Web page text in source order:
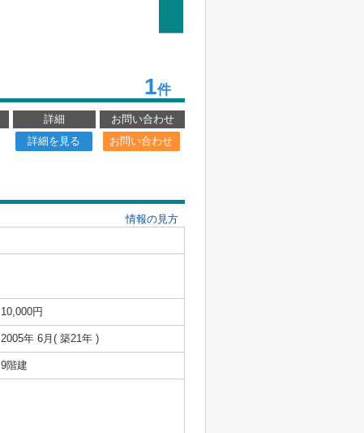
1件
詳細
お問い合わせ
詳細を見る お問い合わせ
情報の見方
10,000円
2005年 6月( 築21年 )
9階建